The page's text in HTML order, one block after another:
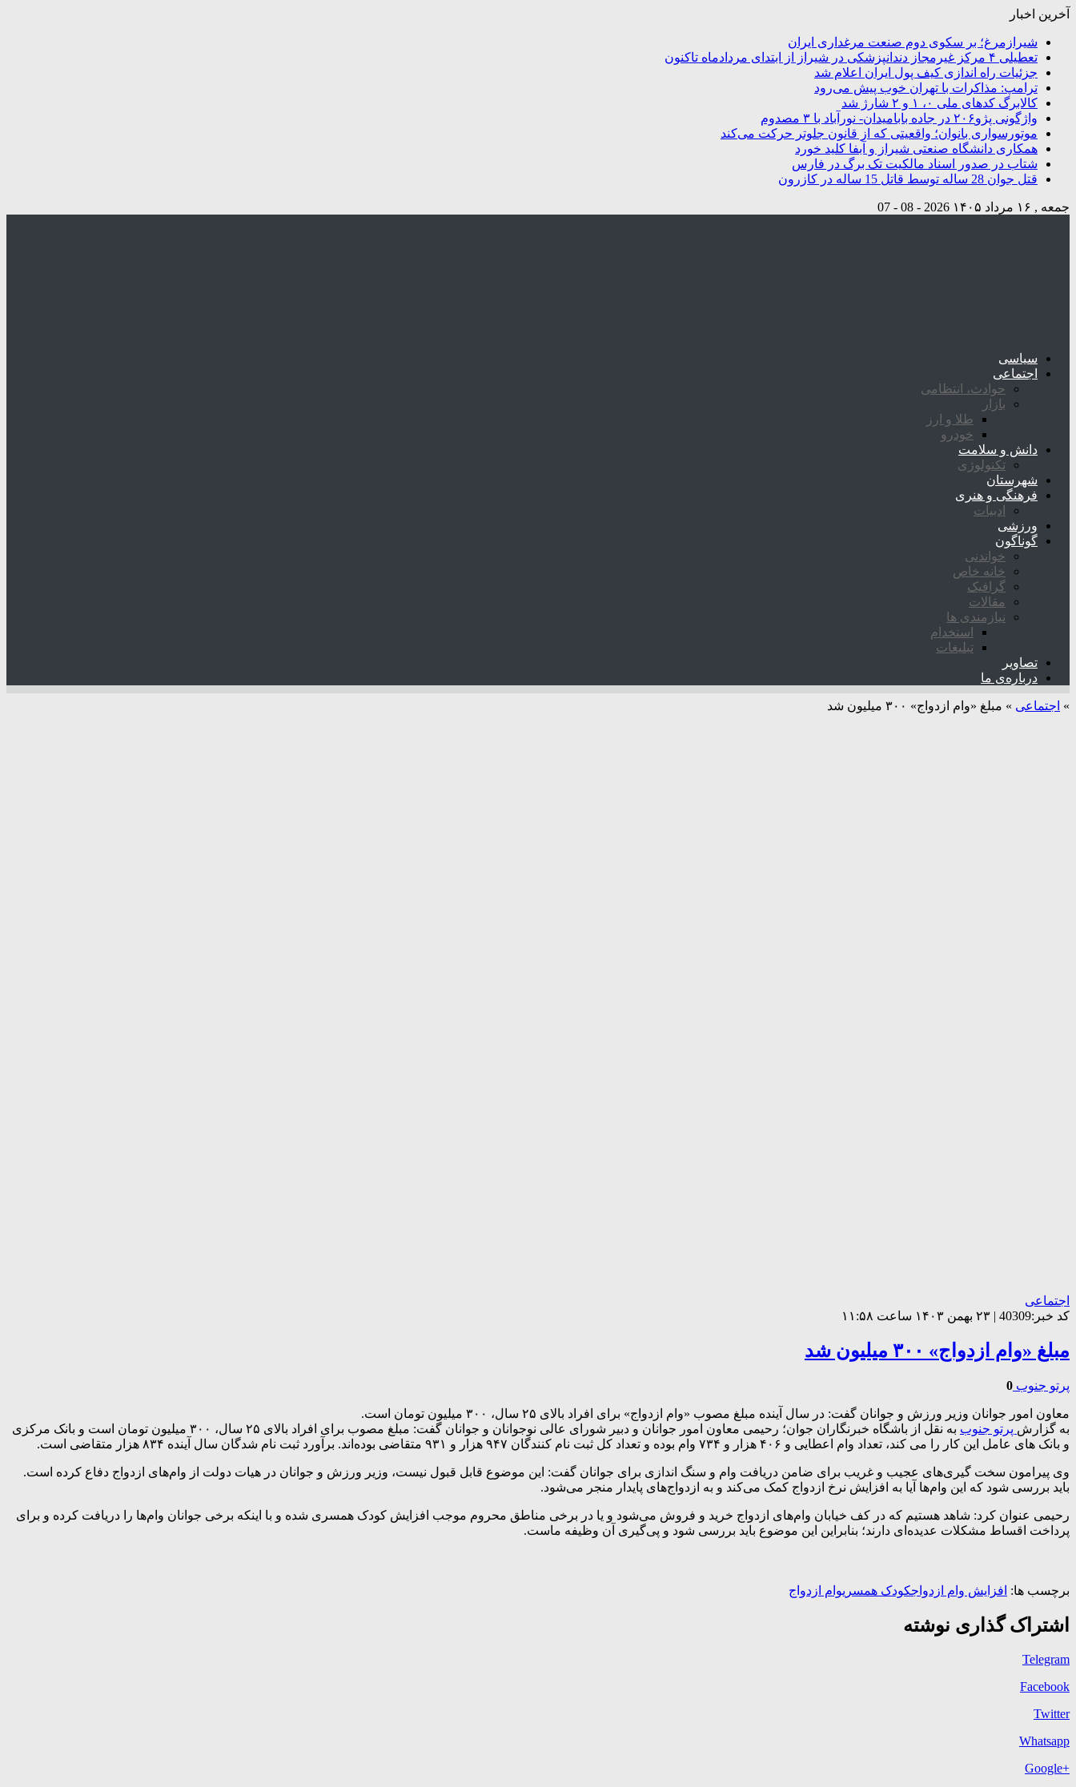
آخرین اخبار
شیرازمرغ؛ بر سکوی دوم صنعت مرغداری ایران
تعطیلی ۴ مرکز غیرمجاز دندانپزشکی در شیراز از ابتدای مردادماه تاکنون
جزئیات راه اندازی کیف پول ایران اعلام شد
ترامپ: مذاکرات با تهران خوب پیش می‌رود
کالابرگ کدهای ملی ۰، ۱ و ۲ شارژ شد
واژگونی پژو۲۰۶ در جاده بابامیدان- نورآباد با ۳ مصدوم
موتورسواری بانوان؛ واقعیتی که از قانون جلوتر حرکت می‌کند
همکاری دانشگاه صنعتی شیراز و آبفا کلید خورد
شتاب در صدور اسناد مالکیت تک برگ در فارس
قتل جوان 28 ساله توسط قاتل 15 ساله در کازرون
جمعه , ۱۶ مرداد ۱۴۰۵ 2026 - 08 - 07
سیاسی
اجتماعی
حوادث، انتظامی
بازار
طلا و ارز
خودرو
دانش و سلامت
تکنولوژی
شهرستان
فرهنگی و هنری
ادبیات
ورزشی
گوناگون
خواندنی
خانه خاص
گرافیک
مقالات
نیازمندی ها
استخدام
تبلیغات
تصاویر
درباره‌ی ما
» اجتماعی » مبلغ «وام ازدواج» ۳۰۰ میلیون شد
اجتماعی
کد خبر:40309 | ۲۳ بهمن ۱۴۰۳ ساعت ۱۱:۵۸
مبلغ «وام ازدواج» ۳۰۰ میلیون شد
پرتو جنوب 0
معاون امور جوانان وزیر ورزش و جوانان گفت: در سال آینده مبلغ مصوب «وام ازدواج» برای افراد بالای ۲۵ سال، ۳۰۰ میلیون تومان است.
به گزارش پرتو جنوب
به نقل از باشگاه خبرنگاران جوان؛ رحیمی معاون امور جوانان و دبیر شورای عالی نوجوانان و جوانان گفت: مبلغ مصوب برای افراد بالای ۲۵ سال، ۳۰۰ میلیون تومان است و بانک مرکزی
و بانک های عامل این کار را می کند، تعداد وام اعطایی و ۴۰۶ هزار و ۷۳۴ وام بوده و تعداد کل ثبت نام کنندگان ۹۴۷ هزار و ۹۳۱ متقاضی بوده‌اند. برآورد ثبت نام شدگان سال آینده ۸۳۴ هزار متقاضی است.
وی پیرامون سخت گیری‌های عجیب و غریب برای ضامن دریافت وام و سنگ اندازی برای جوانان گفت: این موضوع قابل قبول نیست، وزیر ورزش و جوانان در هیات دولت از وام‌های ازدواج دفاع کرده است.
باید بررسی شود که این وام‌ها آیا به افزایش نرخ ازدواج کمک می‌کند و به ازدواج‌های پایدار منجر می‌شود.
رحیمی عنوان کرد: شاهد هستیم که در کف خیابان وام‌های ازدواج خرید و فروش می‌شود و یا در برخی مناطق محروم موجب افزایش کودک همسری شده و با اینکه برخی جوانان وام‌ها را دریافت کرده و برای
پرداخت اقساط مشکلات عدیده‌ای دارند؛ بنابراین این موضوع باید بررسی شود و پی‌گیری آن وظیفه ماست.
برچسب ها: افزایش وام ازدواجکودک همسریوام ازدواج
اشتراک گذاری نوشته
Telegram
Facebook
Twitter
Whatsapp
+Google